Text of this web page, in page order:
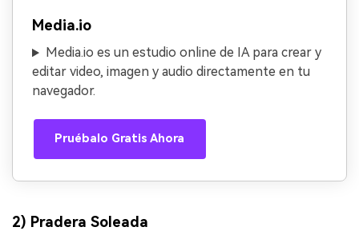
Media.io
Media.io es un estudio online de IA para crear y
editar video, imagen y audio directamente en tu
navegador.
Pruébalo Gratis Ahora
2) Pradera Soleada